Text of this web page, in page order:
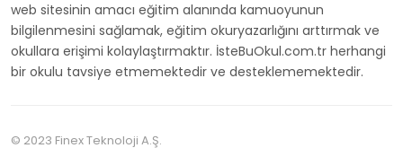
web sitesinin amacı eğitim alanında kamuoyunun
bilgilenmesini sağlamak, eğitim okuryazarlığını arttırmak ve
okullara erişimi kolaylaştırmaktır. İsteBuOkul.com.tr herhangi
bir okulu tavsiye etmemektedir ve desteklememektedir.
© 2023 Finex Teknoloji A.Ş.